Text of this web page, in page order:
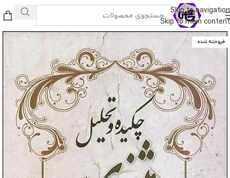
Skip to navigation
Skip to main content
فروخته شده